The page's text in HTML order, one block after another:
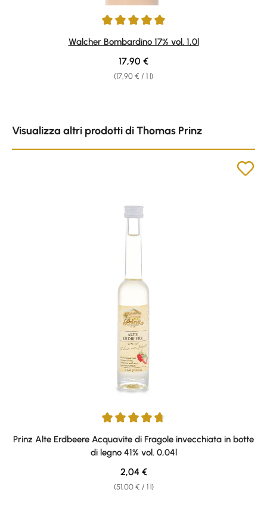
Average rating of 4.89 out of 5 stars
Walcher Bombardino 17% vol. 1,0l
(17,90 € / 1 l)
Regular price:
17,90 €
Visualizza altri prodotti di Thomas Prinz
Average rating of 4.67 out of 5 stars
Prinz Alte Erdbeere Acquavite di Fragole invecchiata in botte
di legno 41% vol. 0,04l
(51,00 € / 1 l)
Regular price:
2,04 €